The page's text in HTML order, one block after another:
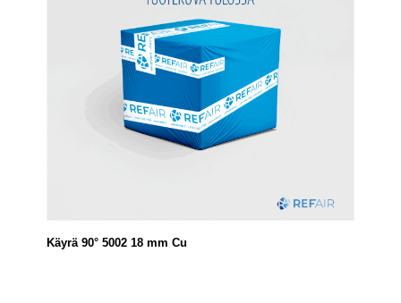
Käyrä 90° 5002 18 mm Cu